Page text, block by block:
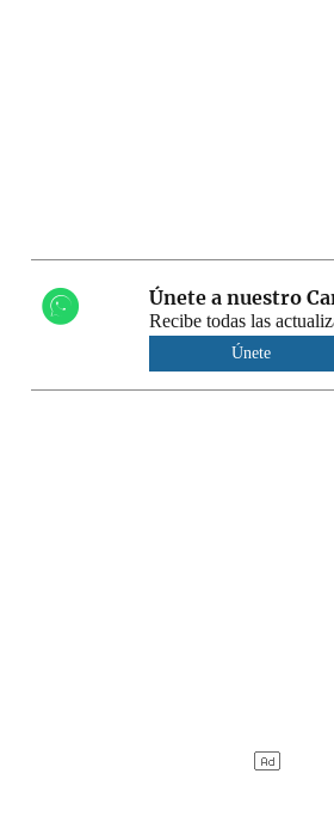
Únete a nuestro
Recibe todas las
Únete